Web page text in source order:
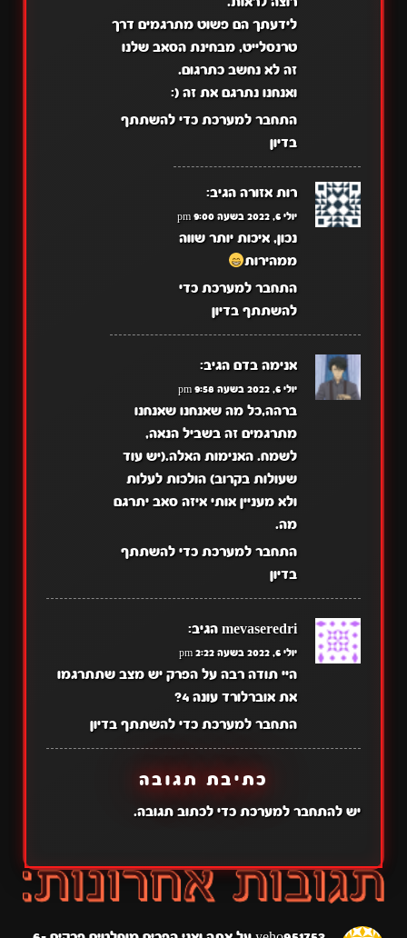
לידעתך הם פשוט מתרגמים דרך
טרנסלייט, מבחינת הסאב שלנו
זה לא נחשב כתרגום.
ואנחנו נתרגם את זה (:
התחבר למערכת כדי להשתתף
בדיון
רות אזורה הגיב:
יולי 6, 2022 בשעה 9:00 pm
נכון, איכות יותר שווה
ממהירות
התחבר למערכת כדי
להשתתף בדיון
אנימה בדם הגיב:
יולי 6, 2022 בשעה 9:58 pm
ברהה,כל מה שאנחנו שאנחנו
מתרגמים זה בשביל הנאה,
לשמח. האנימות האלה.(יש עוד
שעולות בקרוב) הולכות לעלות
ולא מעניין אותי איזה סאב יתרגם
מה.
התחבר למערכת כדי להשתתף
בדיון
mevaseredri הגיב:
יולי 6, 2022 בשעה 2:22 pm
היי תודה רבה על הפרק יש מצב שתתרגמו
את אוברלורד עונה 4?
התחבר למערכת כדי להשתתף בדיון
כתיבת תגובה
יש להתחבר למערכתכדי לכתוב תגובה.